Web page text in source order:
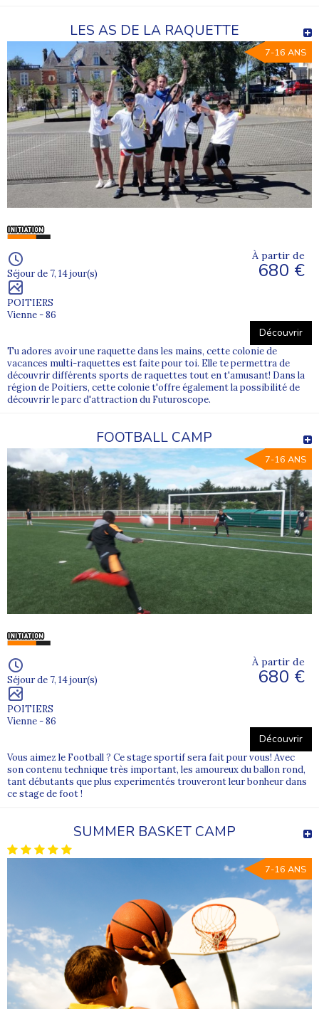
LES AS DE LA RAQUETTE
7-16 ANS
Séjour de 7, 14 jour(s)
POITIERS
Vienne - 86
À partir de
680 €
Découvrir
Tu adores avoir une raquette dans les mains, cette colonie de
vacances multi-raquettes est faite pour toi. Elle te permettra de
découvrir différents sports de raquettes tout en t'amusant! Dans la
région de Poitiers, cette colonie t'offre également la possibilité de
découvrir le parc d'attraction du Futuroscope.
FOOTBALL CAMP
7-16 ANS
Séjour de 7, 14 jour(s)
POITIERS
Vienne - 86
À partir de
680 €
Découvrir
Vous aimez le Football ? Ce stage sportif sera fait pour vous! Avec
son contenu technique très important, les amoureux du ballon rond,
tant débutants que plus experimentés trouveront leur bonheur dans
ce stage de foot !
SUMMER BASKET CAMP
7-16 ANS